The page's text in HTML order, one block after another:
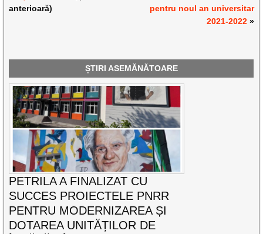
anterioară)
pentru noul an universitar
2021-2022»
ȘTIRI ASEMĂNĂTOARE
PETRILA A FINALIZAT CU
SUCCES PROIECTELE PNRR
PENTRU MODERNIZAREA ȘI
DOTAREA UNITĂȚILOR DE